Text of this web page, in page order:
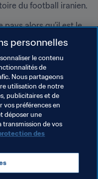
du football iranien.
alors qu’il est le
Coca-Cola
parmi les
a signé 60
nuls et a perdu 13
personnelles
le contenu
de
Nous partageons
utilisation de notre
publicitaires et de
vos préférences en
déposer une
transmission de vos
des